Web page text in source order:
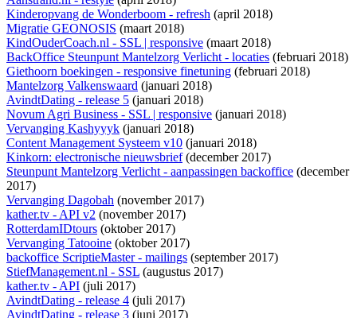
Kinderopvang de Wonderboom - refresh (april 2018)
Migratie GEONOSIS (maart 2018)
KindOuderCoach.nl - SSL | responsive (maart 2018)
BackOffice Steunpunt Mantelzorg Verlicht - locaties (februari 2018)
Giethoorn boekingen - responsive finetuning (februari 2018)
Mantelzorg Valkenswaard (januari 2018)
AvindtDating - release 5 (januari 2018)
Novum Agri Business - SSL | responsive (januari 2018)
Vervanging Kashyyyk (januari 2018)
Content Management Systeem v10 (januari 2018)
Kinkorn: electronische nieuwsbrief(december 2017)
Steunpunt Mantelzorg Verlicht - aanpassingen backoffice (december
2017)
Vervanging Dagobah (november 2017)
kather.tv - API v2 (november 2017)
RotterdamIDtours (oktober 2017)
Vervanging Tatooine (oktober 2017)
backoffice ScriptieMaster - mailings (september 2017)
StiefManagement.nl - SSL (augustus 2017)
kather.tv - API (juli 2017)
AvindtDating - release 4 (juli 2017)
AvindtDating - release 3 (juni 2017)